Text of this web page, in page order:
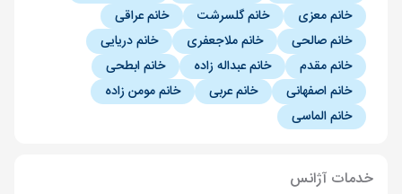
خانم معزی
خانم گلسرشت
خانم عراقی
خانم صالحی
خانم ملاجعفری
خانم دریایی
خانم مقدم
خانم عبداله زاده
خانم ابطحی
خانم اصفهانی
خانم عربی
خانم مومن زاده
خانم الماسی
خدمات آژانس